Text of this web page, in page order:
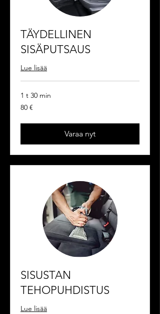
TÄYDELLINEN
SISÄPUTSAUS
Lue lisää
1 t 30 min
80
euroa
80 €
Varaa nyt
SISUSTAN
TEHOPUHDISTUS
Lue lisää